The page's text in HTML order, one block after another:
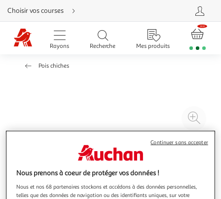
Aller
directement
au
contenu
Aller
directement
Aller
besoin
Choisir vos courses
Rayons Recherche Mes produits
Pois chiches
à
Nous prenons à coeur de protéger vos données !
Nous et nos 68 partenaires stockons et accédons à des données personnelles,
telles que des données de navigation ou des identifiants uniques, sur votre
Continuer sans accepter